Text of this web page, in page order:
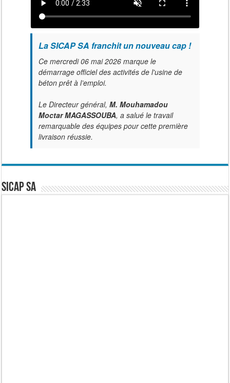
La SICAP SA franchit un nouveau cap !
Ce mercredi 06 mai 2026 marque le
démarrage officiel des activités de l'usine de
béton prêt à l’emploi.
Le Directeur général, M. Mouhamadou
Moctar MAGASSOUBA, a salué le travail
remarquable des équipes pour cette première
livraison réussie.
SICAP SA